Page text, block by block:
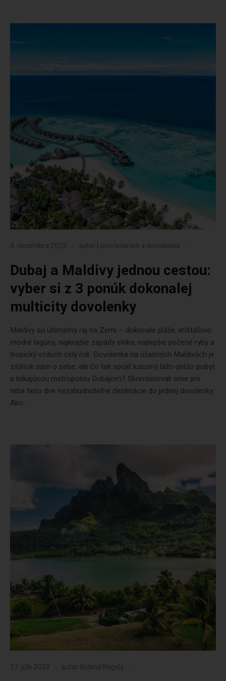
4. decembra 2023 autor Lovci leteniek a dovoleniek
Dubaj a Maldivy jednou cestou:
vyber si z 3 ponúk dokonalej
multicity dovolenky
Maldivy sú ultimátny raj na Zemi – dokonalé pláže, krištáľovo
modré lagúny, najkrajšie západy slnka, najlepšie pečené ryby a
tropický vzduch celý rok. Dovolenka na úžasných Maldivách je
zážitok sám o sebe, ale čo tak spojiť luxusný lážo-plážo pobyt
s blikajúcou metropolou Dubajom? Skombinovali sme pre
teba tieto dve nezabudnuteľné destinácie do jednej dovolenky.
Ako...
17. júla 2023 autor Roland Regely